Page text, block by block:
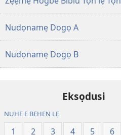
Nudọnamẹ Dogọ A
Nudọnamẹ Dogọ B
Eksọdusi
NUHE E BẸHẸN LẸ
1 2 3 4 5 6